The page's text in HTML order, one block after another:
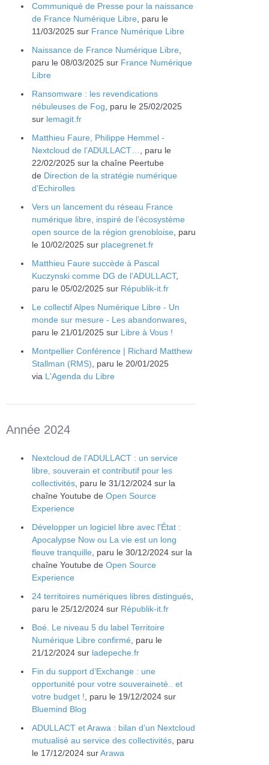
Communiqué de Presse pour la naissance
de France Numérique Libre , paru le
11/03/2025 sur France Numérique Libre
Naissance de France Numérique Libre
paru le 08/03/2025 sur France Numérique
Libre
Ransomware : les revendications
nébuleuses de Fog , paru le 25/02/2025
sur lemagit.fr
Matthieu Faure, Philippe Hemmel -
Nextcloud de l’ADULLACT…
, paru le
22/02/2025 sur la chaîne Peertube
de Direction de la stratégie numérique
d'Echirolles
Vers un lancement du réseau France
numérique libre, inspiré de l’écosystème
open source de la région grenobloise , paru
le 10/02/2025 sur placegrenet.fr
Matthieu Faure succède à Pascal
Kuczynski comme DG de l’ADULLACT,
paru le 05/02/2025 sur Républik-it.fr
Le collectif Alpes Numérique Libre - Un
monde sur mesure - Les abandonwares
paru le 21/01/2025 sur Libre à Vous !
Montpellier Conférence | Richard Matthew
Stallman (RMS) , paru le 20/01/2025
via L'Agenda du Libre
Année 2024
Nextcloud de l’ADULLACT : un service
libre, souverain et contributif pour les
collectivités , paru le 31/12/2024 sur la
chaîne Youtube de Open Source
Experience
Développer un logiciel libre avec l'État :
Apocalypse Now ou La vie est un long
fleuve tranquille , paru le 30/12/2024 sur la
chaîne Youtube de Open Source
Experience
24 territoires numériques libres distingués
paru le 25/12/2024 sur Républik-it.fr
Boé. Le niveau 5 du label Territoire
Numérique Libre confirmé , paru le
21/12/2024 sur ladepeche.fr
Fin du support d’Exchange : une
opportunité pour votre souveraineté.. et
votre budget ! , paru le 19/12/2024 sur
Bluemind Blog
ADULLACT et Arawa : bilan d’un Nextcloud
mutualisé au service des collectivités , paru
le 17/12/2024 surArawa